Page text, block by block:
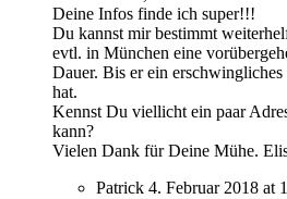
Deine Infos finde ich super!!!
Du kannst mir bestimmt
evtl. in München eine
Dauer. Bis er ein
hat.
Kennst Du viellicht ein paar
kann?
Vielen Dank für Deine Mühe.
Patrick 4. Februar 2018 at